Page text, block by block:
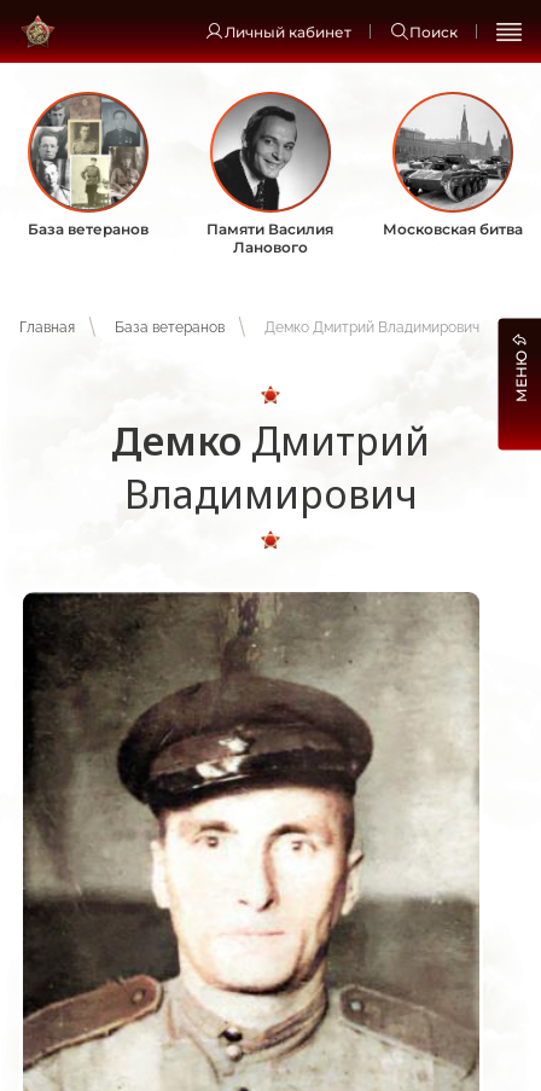
Личный кабинет Поиск
База ветеранов
Памяти Василия
Ланового
Московская битва
Главная База ветеранов Демко Дмитрий Владимирович
Демко Дмитрий
Владимирович
МЕНЮ